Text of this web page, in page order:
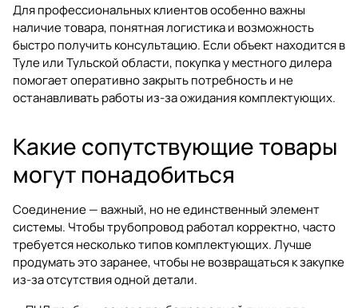
Для профессиональных клиентов особенно важны
наличие товара, понятная логистика и возможность
быстро получить консультацию. Если объект находится в
Туле или Тульской области, покупка у местного дилера
помогает оперативно закрыть потребность и не
останавливать работы из-за ожидания комплектующих.
Какие сопутствующие товары
могут понадобиться
Соединение — важный, но не единственный элемент
системы. Чтобы трубопровод работал корректно, часто
требуется несколько типов комплектующих. Лучше
продумать это заранее, чтобы не возвращаться к закупке
из-за отсутствия одной детали.